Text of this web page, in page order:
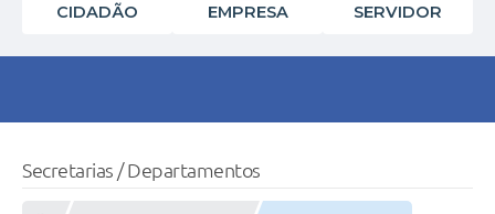
CIDADÃO EMPRESA SERVIDOR
Secretarias / Departamentos